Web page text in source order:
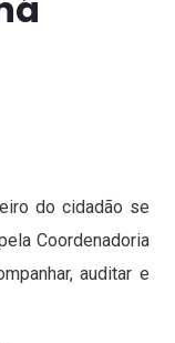
do cidadão se
Coordenadoria
auditar e